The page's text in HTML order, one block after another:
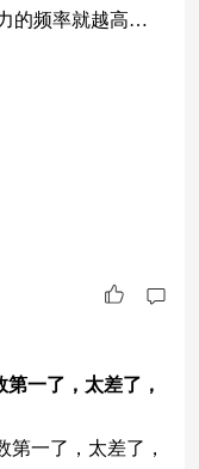
的频率就越高，
的光模块和AI芯
置。我7月跌的
土创新新科技股票
近一年涨了14
创新新科技股票A
一了，太差了，
第一了，太差了，